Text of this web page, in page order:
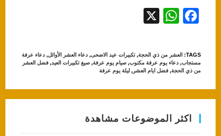
F
c
e
b
o
o
k
W
at
s
A
p
TAGS
: العشر من ذي الحجة, تكبيرات عيد الاضحى, دعاء العشر الأوائل, دعاء عرفة
مستجاب, دعاء يوم عرفة مكتوب, صيام يوم عرفة, صيغ تكبيرات العيد, فضل العشر
من ذي الحجة, فضل ايام العشر, ليلة يوم عرفة
اكثر الموضوعات مشاهدة